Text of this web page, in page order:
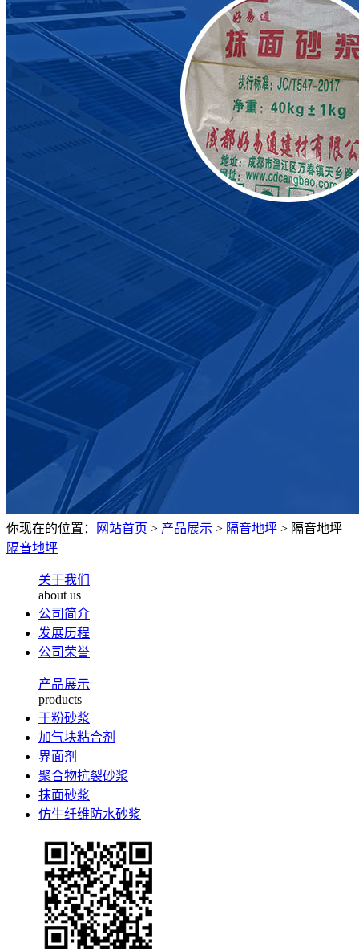
你现在的位置： 网站首页 > 产品展示 > 隔音地坪 > 隔音地坪
隔音地坪
关于我们
about us
公司简介
发展历程
公司荣誉
产品展示
products
干粉砂浆
加气块粘合剂
界面剂
聚合物抗裂砂浆
抹面砂浆
仿生纤维防水砂浆